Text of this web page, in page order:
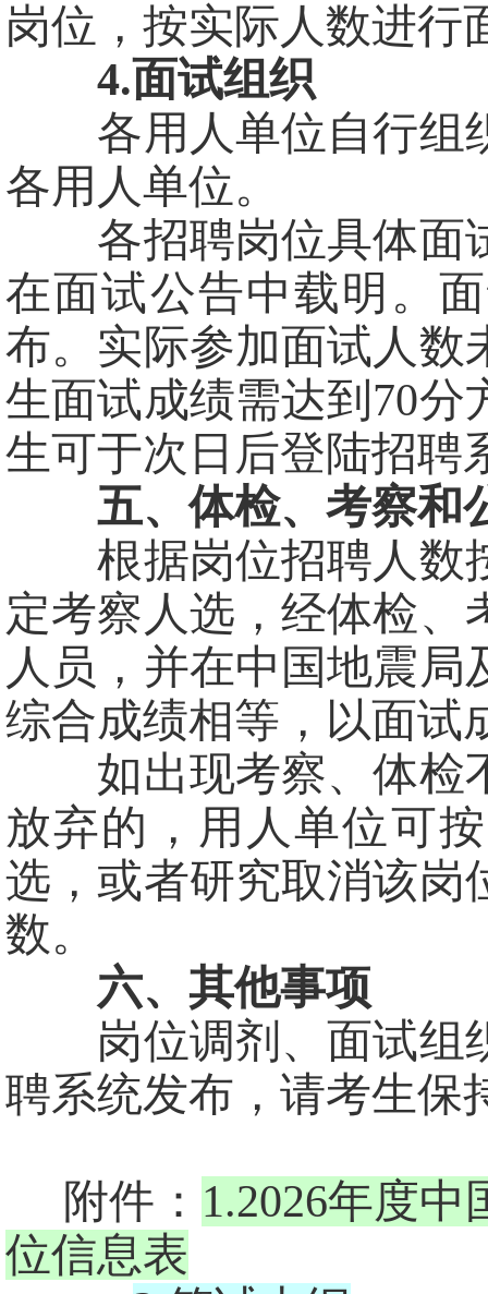
岗位，按实际人数进行
4.面试组织
各用人单位自行组
各用人单位。
各招聘岗位具体面
在面试公告中载明。
布。实际参加面试人数
生面试成绩需达到70
生可于次日后登陆招聘
五、体检、考察和
根据岗位招聘人数
定考察人选，经体检、
人员，并在中国地震
综合成绩相等，以面试
如出现考察、体检
放弃的，用人单位可
选，或者研究取消该岗
数。
六、其他事项
岗位调剂、面试组
聘系统发布，请考生保
附件： 1.2026年度
位信息表